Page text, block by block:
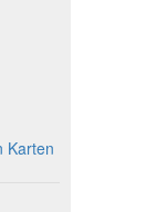
Karten